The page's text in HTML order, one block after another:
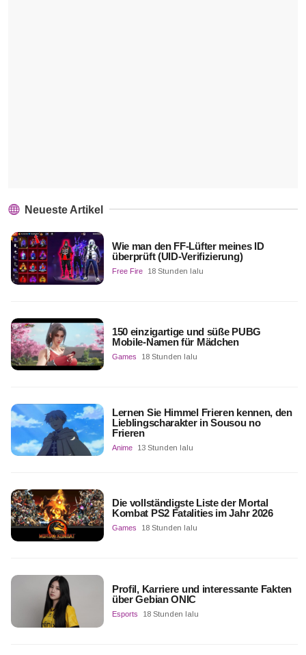
Neueste Artikel
Wie man den FF-Lüfter meines ID
überprüft (UID-Verifizierung)
Free Fire 18 Stunden lalu
150 einzigartige und süße PUBG
Mobile-Namen für Mädchen
Games 18 Stunden lalu
Lernen Sie Himmel Frieren kennen, den
Lieblingscharakter in Sousou no
Frieren
Anime 13 Stunden lalu
Die vollständigste Liste der Mortal
Kombat PS2 Fatalities im Jahr 2026
Games 18 Stunden lalu
Profil, Karriere und interessante Fakten
über Gebian ONIC
Esports 18 Stunden lalu